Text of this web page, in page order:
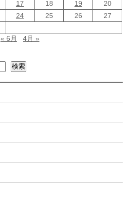
17 18 19
20
24 25 26
27
« 6月
4月 »
検索